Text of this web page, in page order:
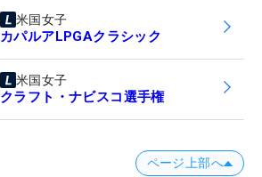
米国女子
カパルアLPGAクラシック
米国女子
クラフト・ナビスコ選手権
ページ上部へ